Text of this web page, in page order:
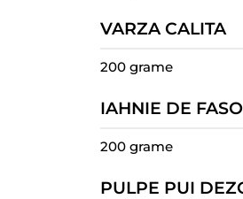
VARZA CALITA
200 grame
IAHNIE DE
200 grame
PULPE PUI